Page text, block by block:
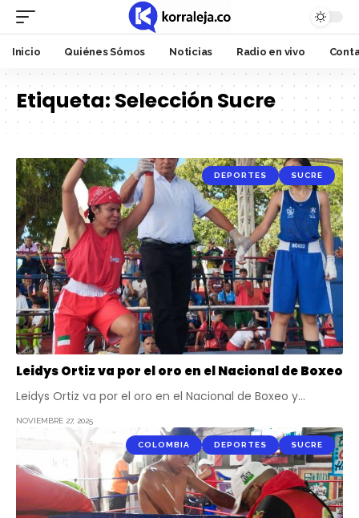
Inicio Quiénes Sómos Noticias Radio en vivo
Etiqueta:Selección Sucre
DEPORTES SUCRE
Leidys Ortiz va por el oro en el Nacional de Boxeo
Leidys Ortiz va por el oro en el Nacional de Boxeo y…
NOVIEMBRE 27, 2025
COLOMBIA DEPORTES SUCRE